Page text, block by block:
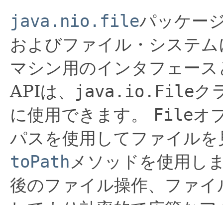
java.nio.fileパッケー
およびファイル・システ
マシン用のインタフェー
APIは、 java.io.Fileク
に使用できます。
Fileオ
パスを使用してファイル
toPath メソッドを使用し
後のファイル操作、ファ